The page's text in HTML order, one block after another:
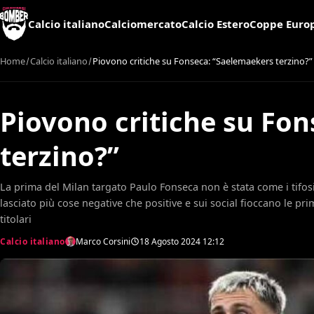
Calcio italianoCalciomercatoCalcio EsteroCoppe
Home Calcio italiano Piovono critiche su Fonseca: “Saelemaekers terzino?”
Piovono critiche su
terzino?”
La prima del Milan targato Paulo Fonseca non è stata come i
lasciato più cose negative che positive e sui social fioccano le
titolari
Calcio italiano Marco Corsini 18 Agosto 2024 12:12